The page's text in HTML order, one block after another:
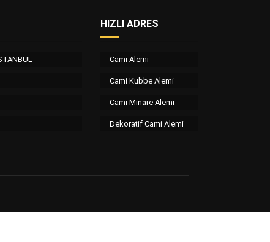
HIZLI ADRES
Cami Alemi
Cami Kubbe Alemi
Cami Minare Alemi
Dekoratif Cami Alemi